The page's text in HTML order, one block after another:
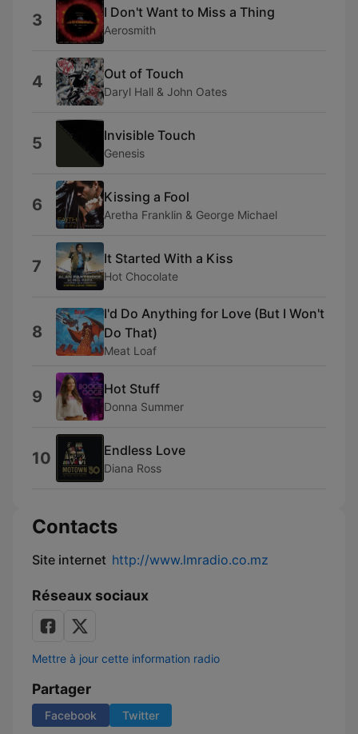
3 I Don't Want to Miss a Thing
Aerosmith
4 Out of Touch
Daryl Hall & John Oates
5 Invisible Touch
Genesis
6 Kissing a Fool
Aretha Franklin & George Michael
7 It Started With a Kiss
Hot Chocolate
8
I'd Do Anything for Love (But I Won't
Do That)
Meat Loaf
9 Hot Stuff
Donna Summer
10 Endless Love
Diana Ross
Contacts
Site internet http://www.lmradio.co.mz
Réseaux sociaux
Mettre à jour cette information radio
Partager
Facebook Twitter